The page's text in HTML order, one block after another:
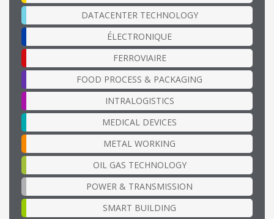
DATACENTER TECHNOLOGY
ÉLECTRONIQUE
FERROVIAIRE
FOOD PROCESS & PACKAGING
INTRALOGISTICS
MEDICAL DEVICES
METAL WORKING
OIL GAS TECHNOLOGY
POWER & TRANSMISSION
SMART BUILDING